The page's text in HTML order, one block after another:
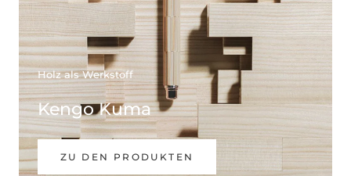
Holz als Werkstoff
Kengo Kuma
ZU DEN PRODUKTEN